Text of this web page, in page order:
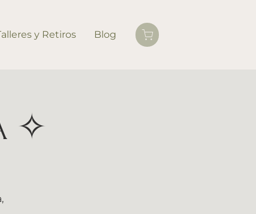
y Retiros Blog
✧